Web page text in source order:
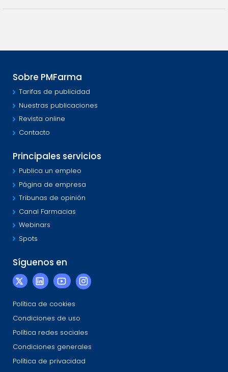
Sobre PMFarma
Tarifas de publicidad
Nuestras publicaciones
Revista online
Contacto
Principales servicios
Publica un empleo
Página de empresa
Tribunas de opinión
Canal Farmacias
Webinars
Spots
Síguenos en
Política de cookies
Condiciones de uso
Política redes sociales
Condiciones generales
Política de privacidad